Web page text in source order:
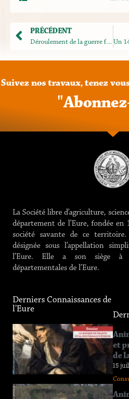
PRÉCÉDENT
Déroulement de la guerre franco-prussienne de 1870-1871 à Evreux (partie II) (À travers l’histoire des communications postales de la ville au cours de cette période)
Suivez nos travaux, tenez
"Abonnez
La Société libre d’agriculture,
département de l’Eure, fondée en
société savante de ce
désignée sous l’appellation
l’Eure. Elle a son siège à
départementales de l’Eure.
Derniers Connaissances de
l'Eure
et
de
15